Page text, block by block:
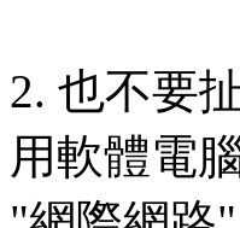
2. 也不要
用軟體電